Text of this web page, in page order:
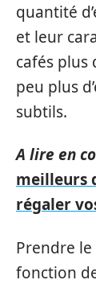
quantité
et leur
cafés plus
peu plus
subtils.
A lire en
meilleurs
régaler
Prendre
fonction